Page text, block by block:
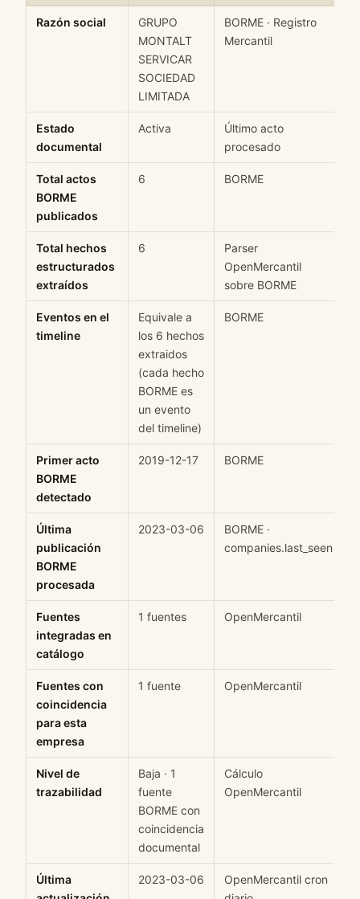
Razón social
GRUPO
MONTALT
SERVICAR
SOCIEDAD
LIMITADA
BORME · Registro
Mercantil
Estado
documental
Activa
Último acto
procesado
Total actos
BORME
publicados
6 BORME
Total hechos
estructurados
extraídos
6
Parser
OpenMercantil
sobre BORME
Eventos en el
timeline
Equivale a
los 6 hechos
extraidos
(cada hecho
BORME es
un evento
del timeline)
BORME
Primer acto
BORME
detectado
2019-12-17 BORME
Última
publicación
BORME
procesada
2023-03-06
BORME ·
companies.last_seen
Fuentes
integradas en
catálogo
1 fuentes OpenMercantil
Fuentes con
coincidencia
para esta
empresa
1 fuente OpenMercantil
Nivel de
trazabilidad
Baja · 1
fuente
BORME con
coincidencia
documental
Cálculo
OpenMercantil
Última
2023-03-06
OpenMercantil cron